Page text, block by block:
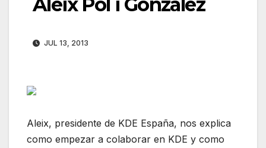
Aleix Pol i Gonzalez
JUL 13, 2013
Aleix, presidente de KDE España, nos explica
como empezar a colaborar en KDE y como